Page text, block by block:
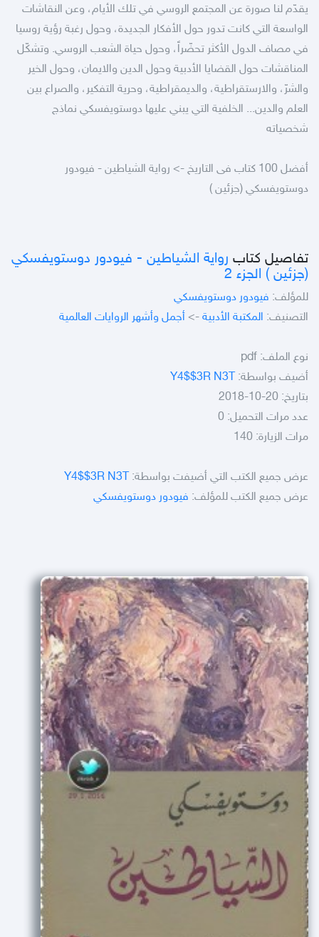
يقدّم لنا صورة عن المجتمع الروسي في تلك الأيام، وعن النقاشات
الواسعة التي كانت تدور حول الأفكار الجديدة، وحول رغبة رؤية روسيا
في مصاف الدول الأكثر تحضّراً، وحول حياة الشعب الروسي. وتشكّل
المناقشات حول القضايا الأدبية وحول الدين والايمان، وحول الخير
والشرّ، والارستقراطية، والديمقراطية، وحرية التفكير، والصراع بين
العلم والدين... الخلفية التي يبني عليها دوستويفسكي نماذج
شخصياته
أفضل 100 كتاب فى التاريخ -> رواية الشياطين - فيودور
دوستويفسكي (جزئين )
تفاصيل كتاب رواية الشياطين - فيودور دوستويفسكي
(جزئين ) الجزء 2
للمؤلف: فيودور دوستويفسكي
التصنيف: المكتبة الأدبية -> أجمل وأشهر الروايات العالمية
نوع الملف: pdf
أضيف بواسطة: Y4$$3R N3T
بتاريخ: 20-10-2018
عدد مرات التحميل: 0
مرات الزيارة: 140
عرض جميع الكتب التي أضيفت بواسطة: Y4$$3R N3T
عرض جميع الكتب للمؤلف: فيودور دوستويفسكي